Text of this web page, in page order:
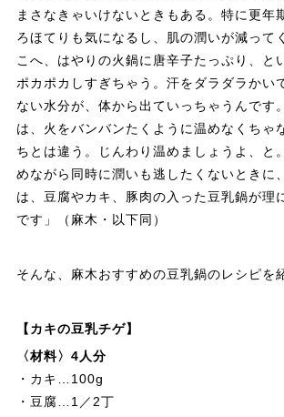
まさなきゃいけないときもある。特に更年
ろほてりも気になるし、肌の潤いが減って
こへ、はやりの火鍋に唐辛子たっぷり、と
ポカポカしすぎちゃう。汗をダラダラかい
ない水分が、体から出ていっちゃうんです
は、火をバンバンたくように温めなくちゃ
ちとは違う。じんわり温めましょうよ、と
めながら同時に潤いも逃したくないときに
は、豆腐やカキ、豚肉の入った豆乳鍋が理
です」（麻木・以下同）
そんな、麻木おすすめの豆乳鍋のレシピを
【カキの豆乳チゲ】
〈材料〉4人分
・カキ…100g
・豆腐…1／2丁